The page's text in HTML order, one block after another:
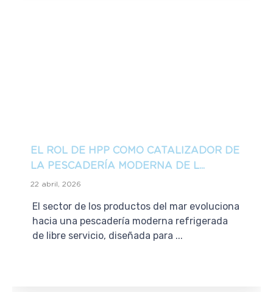
EL ROL DE HPP COMO CATALIZADOR DE
LA PESCADERÍA MODERNA DE L...
22 abril, 2026
El sector de los productos del mar evoluciona
hacia una pescadería moderna refrigerada
de libre servicio, diseñada para ...